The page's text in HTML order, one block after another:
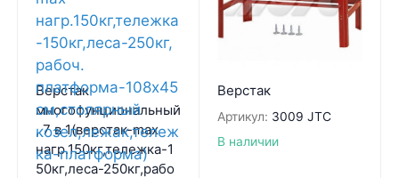
Верстак
многофунциональный
, 7 в 1(верстак-max
нагр.150кг,тележка-1
50кг,леса-250кг,рабо
Верстак
Артикул: 3009 JTC
В наличии